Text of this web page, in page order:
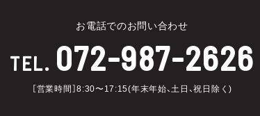
お電話でのお問い合わせ
TEL. 072-987-2626
［営業時間］8:30〜17:15(年末年始、土日、祝日除く)